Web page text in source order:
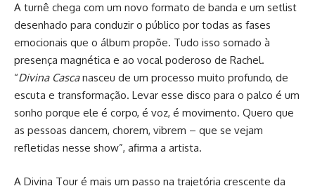
A turnê chega com um novo formato de banda e um setlist
desenhado para conduzir o público por todas as fases
emocionais que o álbum propõe. Tudo isso somado à
presença magnética e ao vocal poderoso de Rachel.
“Divina Cascanasceu de um processo muito profundo, de
escuta e transformação. Levar esse disco para o palco é um
sonho porque ele é corpo, é voz, é movimento. Quero que
as pessoas dancem, chorem, vibrem – que se vejam
refletidas nesse show”, afirma a artista.
A Divina Tour é mais um passo na trajetória crescente da